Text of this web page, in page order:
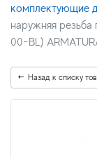
комплектующие
наружняя
00-BL)
Назад к списку